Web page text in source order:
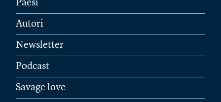
Paesi
Autori
Newsletter
Podcast
Savage love